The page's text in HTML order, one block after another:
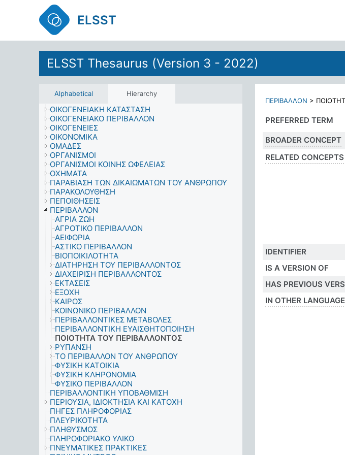
ELSST
ELSST Thesaurus (Version 3 - 2022)
Alphabetical Hierarchy
ΜΕΛΗ ΟΙΚΟΓΕΝΕΙΑΣ
ΜΕΤΑΝΑΣΤΕΣ-ΣΤΡΙΕΣ
ΜΕΤΑΝΑΣΤΕΥΣΗ ΠΛΗΘΥΣΜΟΥ
ΜΕΤΑΠΟΛΕΜΙΚΑ ΜΕΤΡΑ
ΜΟΥΣΙΚΟΙ
ΝΟΜΙΚΑ ΕΠΑΓΓΕΛΜΑΤΑ
ΝΟΜΟΣ ΚΑΙ ΔΙΚΑΙΟΣΥΝΗ
ΟΙΚΙΑΚΕΣ ΕΥΘΥΝΕΣ
ΟΙΚΟΓΕΝΕΙΑΚΗ ΚΑΤΑΣΤΑΣΗ
ΟΙΚΟΓΕΝΕΙΑΚΟ ΠΕΡΙΒΑΛΛΟΝ
ΟΙΚΟΓΕΝΕΙΕΣ
ΟΙΚΟΝΟΜΙΚΑ
ΟΜΑΔΕΣ
ΟΡΓΑΝΙΣΜΟΙ
ΟΡΓΑΝΙΣΜΟΙ ΚΟΙΝΗΣ ΩΦΕΛΕΙΑΣ
ΟΧΗΜΑΤΑ
ΠΑΡΑΒΙΑΣΗ ΤΩΝ ΔΙΚΑΙΩΜΑΤΩΝ ΤΟΥ ΑΝΘΡΩΠΟΥ
ΠΑΡΑΚΟΛΟΥΘΗΣΗ
ΠΕΠΟΙΘΗΣΕΙΣ
ΠΕΡΙΒΑΛΛΟΝ
ΑΓΡΙΑ ΖΩΗ
ΑΓΡΟΤΙΚΟ ΠΕΡΙΒΑΛΛΟΝ
ΑΕΙΦΟΡΙΑ
ΑΣΤΙΚΟ ΠΕΡΙΒΑΛΛΟΝ
ΒΙΟΠΟΙΚΙΛΟΤΗΤΑ
ΔΙΑΤΗΡΗΣΗ ΤΟΥ ΠΕΡΙΒΑΛΛΟΝΤΟΣ
ΔΙΑΧΕΙΡΙΣΗ ΠΕΡΙΒΑΛΛΟΝΤΟΣ
ΕΚΤΑΣΕΙΣ
ΕΞΟΧΗ
ΚΑΙΡΟΣ
ΚΟΙΝΩΝΙΚΟ ΠΕΡΙΒΑΛΛΟΝ
ΠΕΡΙΒΑΛΛΟΝΤΙΚΕΣ ΜΕΤΑΒΟΛΕΣ
ΠΕΡΙΒΑΛΛΟΝΤΙΚΗ ΕΥΑΙΣΘΗΤΟΠΟΙΗΣΗ
ΠΟΙΟΤΗΤΑ ΤΟΥ ΠΕΡΙΒΑΛΛΟΝΤΟΣ
ΡΥΠΑΝΣΗ
ΤΟ ΠΕΡΙΒΑΛΛΟΝ ΤΟΥ ΑΝΘΡΩΠΟΥ
ΦΥΣΙΚΗ ΚΑΤΟΙΚΙΑ
ΦΥΣΙΚΗ ΚΛΗΡΟΝΟΜΙΑ
ΦΥΣΙΚΟ ΠΕΡΙΒΑΛΛΟΝ
ΠΕΡΙΒΑΛΛΟΝΤΙΚΗ ΥΠΟΒΑΘΜΙΣΗ
ΠΕΡΙΟΥΣΙΑ, ΙΔΙΟΚΤΗΣΙΑ ΚΑΙ ΚΑΤΟΧΗ
ΠΗΓΕΣ ΠΛΗΡΟΦΟΡΙΑΣ
ΠΛΕΥΡΙΚΟΤΗΤΑ
ΠΛΗΘΥΣΜΟΣ
ΠΛΗΡΟΦΟΡΙΑΚΟ ΥΛΙΚΟ
ΠΝΕΥΜΑΤΙΚΕΣ ΠΡΑΚΤΙΚΕΣ
ΠΕΡΙΒΑΛΛΟΝ >
PREFERRED TERM
BROADER CONCEPT
RELATED CONCEPTS
IDENTIFIER
IS A VERSION OF
HAS PREVIOUS
IN OTHER